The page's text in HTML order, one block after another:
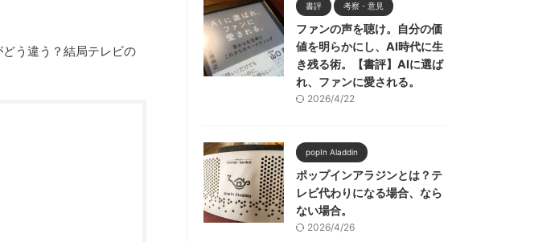
う違う？結局テレビの
書評 考察・意見
ファンの声を聴け。自分の価
値を明らかにし、AI時代に生
き残る術。【書評】AIに選ば
れ、ファンに愛される。
2026/4/22
popIn Aladdin
ポップインアラジンとは？テ
レビ代わりになる場合、なら
ない場合。
2026/4/26